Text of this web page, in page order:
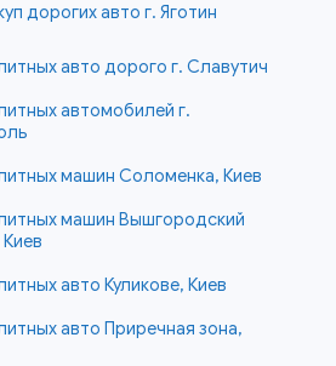
дорогих авто г. Яготин
авто дорого г. Славутич
автомобилей г.
машин Соломенка, Киев
машин Вышгородский
авто Куликове, Киев
авто Приречная зона,